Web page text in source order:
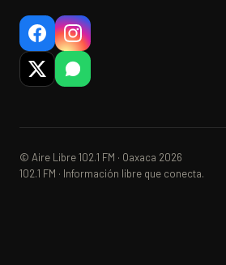
© Aire Libre 102.1 FM · Oaxaca 2026
102.1 FM · Información libre que conecta.